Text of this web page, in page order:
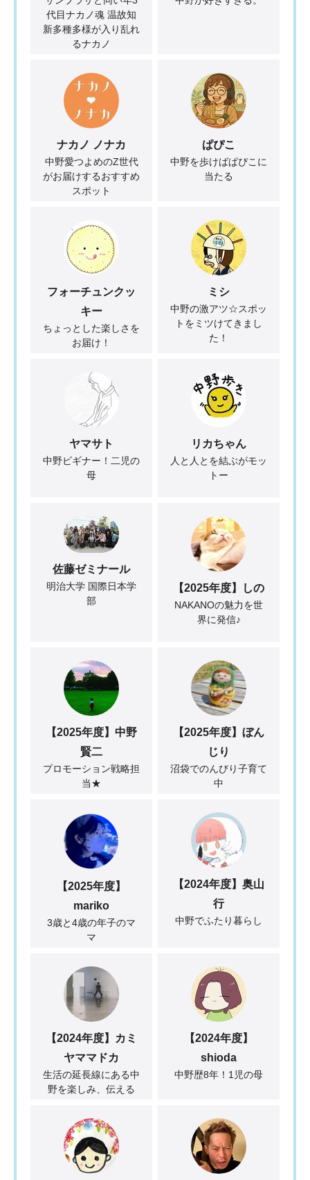
代目ナカノ魂 温故知
新多種多様が入り乱れ
るナカノ
ナカノ ノナカ
中野愛つよめのZ世代
がお届けするおすすめ
スポット
ぱぴこ
中野を歩けばぱぴこに
当たる
フォーチュンクッ
キー
ちょっとした楽しさを
お届け！
ミシ
中野の激アツ☆スポッ
トをミツけてきまし
た！
ヤマサト
中野ビギナー！二児の
母
リカちゃん
人と人とを結ぶがモッ
トー
佐藤ゼミナール
明治大学 国際日本学
部
【2025年度】しの
NAKANOの魅力を世
界に発信♪
【2025年度】中野
賢二
プロモーション戦略担
当★
【2025年度】ぼん
じり
沼袋でのんびり子育て
中
【2025年度】
mariko
3歳と4歳の年子のマ
マ
【2024年度】奥山
行
中野でふたり暮らし
【2024年度】カミ
ヤママドカ
生活の延長線にある中
野を楽しみ、伝える
【2024年度】
shioda
中野歴8年！1児の母